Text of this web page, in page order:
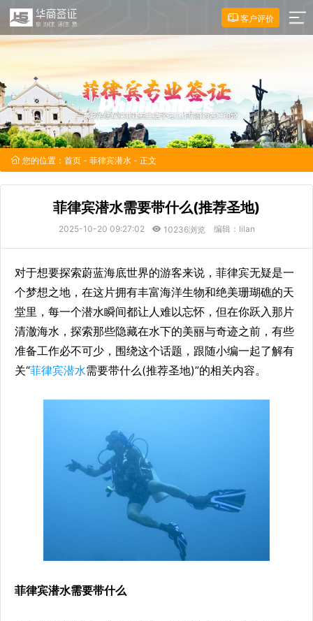
客户评价
您的位置： 首页 - 菲律宾潜水 - 正文
菲律宾潜水需要带什么(推荐圣地)
2025-10-20 09:27:02 10236浏览 编辑：lilan
对于想要探索蔚蓝海底世界的游客来说，菲律宾无疑是一
个梦想之地，在这片拥有丰富海洋生物和绝美珊瑚礁的天
堂里，每一个潜水瞬间都让人难以忘怀，但在你跃入那片
清澈海水，探索那些隐藏在水下的美丽与奇迹之前，有些
准备工作必不可少，围绕这个话题，跟随小编一起了解有
关“菲律宾潜水需要带什么(推荐圣地)”的相关内容。
菲律宾潜水需要带什么